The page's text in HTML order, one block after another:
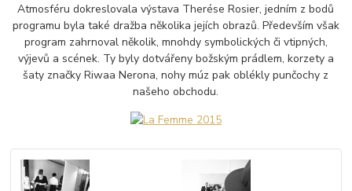
Atmosféru dokreslovala výstava Therése Rosier, jedním z bodů
programu byla také dražba několika jejích obrazů. Především však
program zahrnoval několik, mnohdy symbolických či vtipných,
výjevů a scének. Ty byly dotvářeny božským prádlem, korzety a
šaty značky Riwaa Nerona, nohy múz pak oblékly punčochy z
našeho obchodu.